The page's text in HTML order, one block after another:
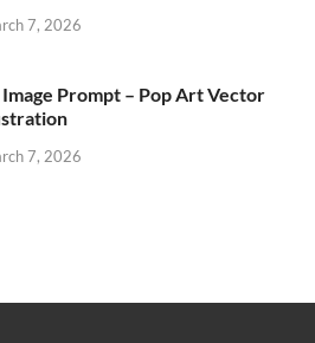
7, 2026
Prompt – Pop Art Vector
7, 2026